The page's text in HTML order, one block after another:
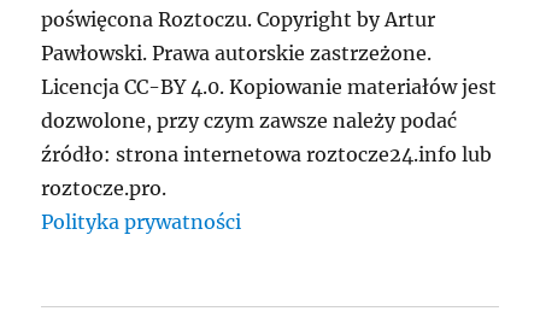
poświęcona Roztoczu. Copyright by Artur
Pawłowski. Prawa autorskie zastrzeżone.
Licencja CC-BY 4.0. Kopiowanie materiałów jest
dozwolone, przy czym zawsze należy podać
źródło: strona internetowa roztocze24.info lub
roztocze.pro.
Polityka prywatności